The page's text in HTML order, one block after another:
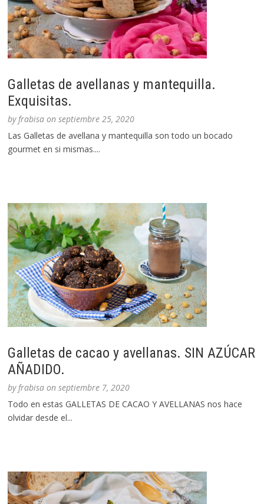
Galletas de avellanas y mantequilla.
Exquisitas.
byfrabisa onseptiembre 25, 2020
Las Galletas de avellana y mantequilla son todo un bocado
gourmet en si mismas....
Galletas de cacao y avellanas. SIN AZÚCAR
AÑADIDO.
byfrabisa onseptiembre 7, 2020
Todo en estas GALLETAS DE CACAO Y AVELLANAS nos hace
olvidar desde el...